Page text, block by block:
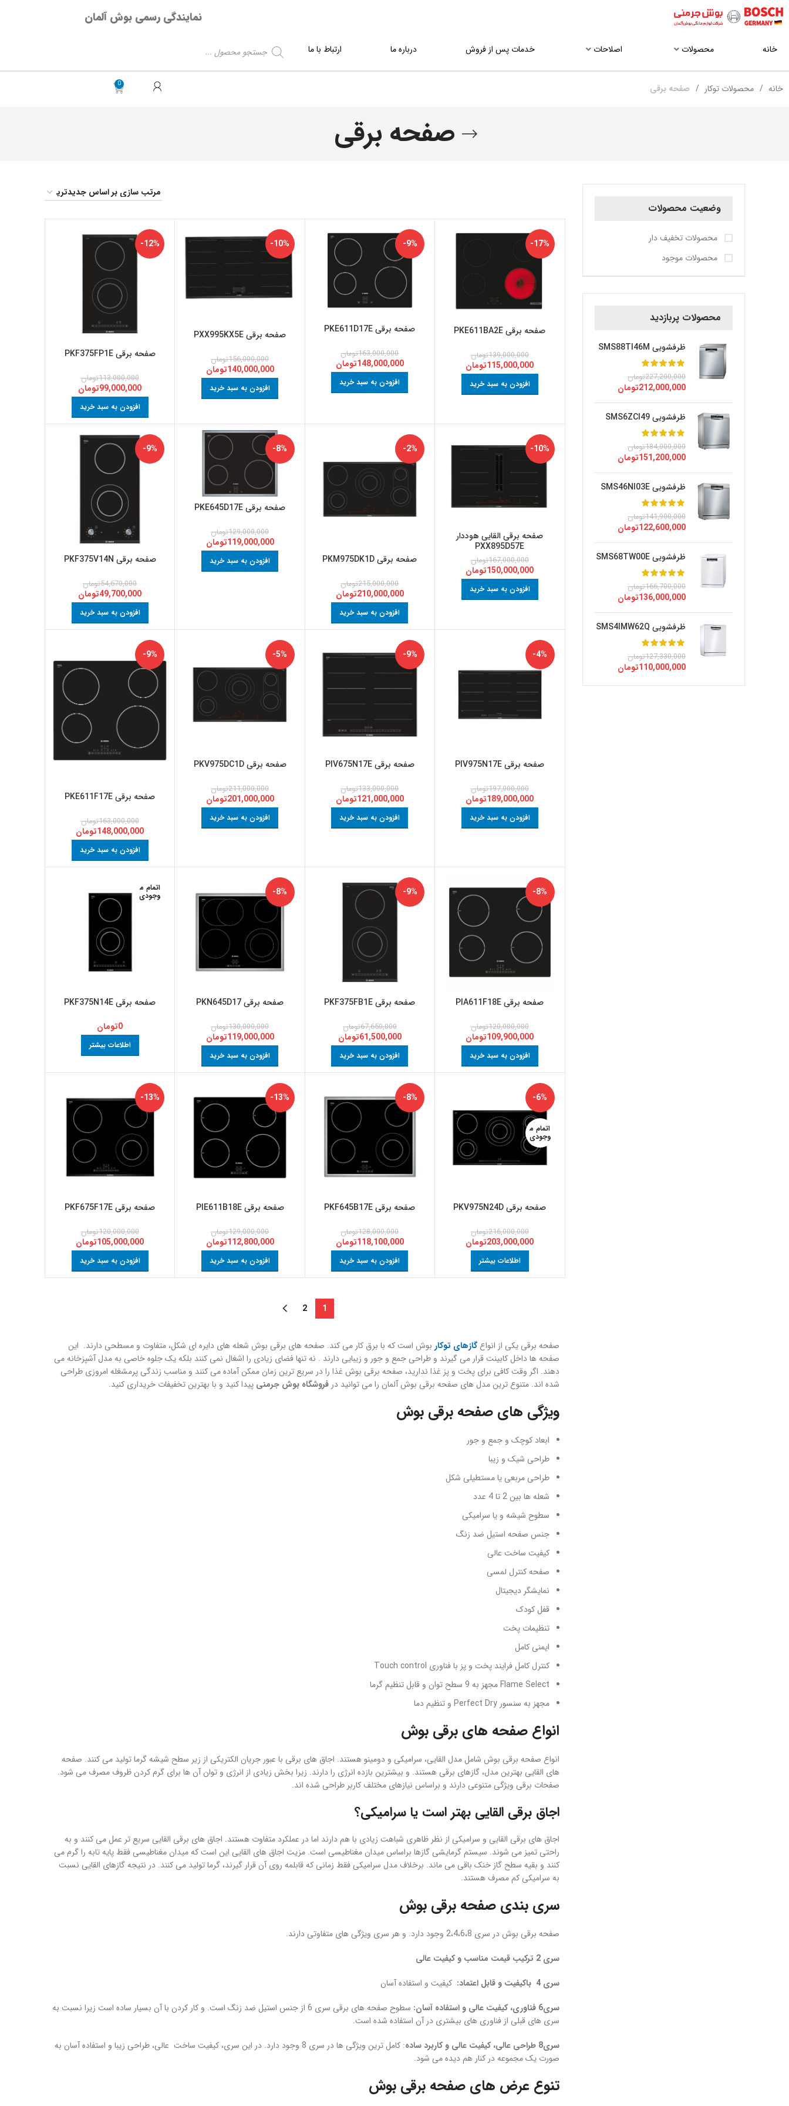
نمایندگی رسمی بوش آلمان
خانه محصولات اصلاحات خدمات پس از فروش درباره ما ارتباط با ما
خانه محصولات توکار صفحه برقی
صفحه برقی
وضعیت محصولات
محصولات تخفیف دار
محصولات موجود
محصولات پربازدید
ظرفشویی SMS88TI46M
227,200,000تومان
212,000,000تومان
ظرفشویی SMS6ZCI49
184,000,000تومان
151,200,000تومان
ظرفشویی SMS46NI03E
141,900,000تومان
122,600,000تومان
ظرفشویی SMS68TW00E
166,700,000تومان
136,000,000تومان
ظرفشویی SMS4IMW62Q
127,330,000تومان
110,000,000تومان
-17%
صفحه برقی PKE611BA2E
139,000,000تومان
115,000,000تومان
افزودن به سبد خرید
-9%
صفحه برقی PKE611D17E
163,000,000تومان
148,000,000تومان
افزودن به سبد خرید
-10%
صفحه برقی PXX995KX5E
156,000,000تومان
140,000,000تومان
افزودن به سبد خرید
-12%
صفحه برقی PKF375FP1E
113,000,000تومان
99,000,000تومان
افزودن به سبد خرید
-10%
صفحه برقی القایی هوددار
PXX895D57E
167,000,000تومان
150,000,000تومان
افزودن به سبد خرید
-2%
صفحه برقی PKM975DK1D
215,000,000تومان
210,000,000تومان
افزودن به سبد خرید
-8%
صفحه برقی PKE645D17E
129,000,000تومان
119,000,000تومان
افزودن به سبد خرید
-9%
صفحه برقی PKF375V14N
54,670,000تومان
49,700,000تومان
افزودن به سبد خرید
-4%
صفحه برقی PIV975N17E
197,000,000تومان
189,000,000تومان
افزودن به سبد خرید
-9%
صفحه برقی PIV675N17E
133,000,000تومان
121,000,000تومان
افزودن به سبد خرید
-5%
صفحه برقی PKV975DC1D
211,000,000تومان
201,000,000تومان
افزودن به سبد خرید
-9%
صفحه برقی PKE611F17E
163,000,000تومان
148,000,000تومان
افزودن به سبد خرید
-8%
صفحه برقی PIA611F18E
120,000,000تومان
109,900,000تومان
افزودن به سبد خرید
-9%
صفحه برقی PKF375FB1E
67,650,000تومان
61,500,000تومان
افزودن به سبد خرید
-8%
صفحه برقی PKN645D17
130,000,000تومان
119,000,000تومان
افزودن به سبد خرید
اتمام م
وجودی
صفحه برقی PKF375N14E
0تومان
اطلاعات بیشتر
-6%
اتمام م
وجودی
صفحه برقی PKV975N24D
216,000,000تومان
203,000,000تومان
اطلاعات بیشتر
-8%
صفحه برقی PKF645B17E
128,000,000تومان
118,100,000تومان
افزودن به سبد خرید
-13%
صفحه برقی PIE611B18E
129,000,000تومان
112,800,000تومان
افزودن به سبد خرید
-13%
صفحه برقی PKF675F17E
120,000,000تومان
105,000,000تومان
افزودن به سبد خرید
1
2
صفحه برقی یکی از انواعگازهای توکار بوش است که با برق کار می کند. صفحه های برقی بوش شعله های دایره ای شکل، متفاوت و مسطحی دارند. این
صفحه ها داخل کابینت قرار می گیرند و طراحی جمع و جور و زیبایی دارند . نه تنها فضای زیادی را اشغال نمی کنند بلکه یک جلوه خاصی به مدل آشپزخانه می
دهند. اگر وقت کافی برای پخت و پز غذا ندارید، صفحه برقی بوش غذا را در سریع ترین زمان ممکن آماده می کنند و مناسب زندگی پرمشغله امروزی طراحی
شده اند. متنوع ترین مدل های صفحه برقی بوش آلمان را می توانید درفروشگاه بوش جرمنی پیدا کنید و با بهترین تخفیفات خریداری کنید.
ویژگی های صفحه برقی بوش
ابعاد کوچک و جمع و جور
طراحی شیک و زیبا
طراحی مربعی یا مستطیلی شکل
شعله ها بین 2 تا 4 عدد
سطوح شیشه و یا سرامیکی
جنس صفحه استیل ضد زنگ
کیفیت ساخت عالی
صفحه کنترل لمسی
نمایشگر دیجیتال
قفل کودک
تنظیمات پخت
ایمنی کامل
کنترل کامل فرایند پخت و پز با فناوری Touch control
Flame Select مجهز به 9 سطح توان و قابل تنظیم گرما
مجهز به سنسور Perfect Dry و تنظیم دما
انواع صفحه های برقی بوش
انواع صفحه برقی بوش شامل مدل القایی، سرامیکی و دومینو هستند. اجاق های برقی با عبور جریان الکتریکی از زیر سطح شیشه گرما تولید می کنند. صفحه
های القایی بهترین مدل، گازهای برقی هستند. و بیشترین بازده انرژی را دارند. زیرا بخش زیادی از انرژی و توان آن ها برای گرم کردن ظروف مصرف می شود.
صفحات برقی ویژگی متنوعی دارند و براساس نیازهای مختلف کاربر طراحی شده اند.
اجاق برقی القایی بهتر است یا سرامیکی؟
اجاق های برقی القایی و سرامیکی از نظر ظاهری شباهت زیادی با هم دارند اما در عملکرد متفاوت هستند. اجاق های برقی القایی سریع تر عمل می کنند و به
راحتی تمیز می شوند. سیستم گرمایشی گازها براساس میدان مغناطیسی است. مزیت اجاق های القایی این است که میدان مغناطیسی فقط پایه تابه را گرم می
کنند و بقیه سطح گاز خنک باقی می ماند. برخلاف مدل سرامیکی فقط زمانی که قابلمه روی آن قرار گیرند، گرما تولید می کنند. در نتیجه گازهای القایی نسبت
به سرامیکی کم مصرف هستند.
سری بندیصفحه برقی بوش
صفحه برقی بوش در سری 2،4،6،8 وجود دارد. و هر سری ویژگی های متفاوتی دارند.
سری 2 ترکیب قیمت مناسب و کیفیت عالی
سری 4 باکیفیت و قابل اعتماد:
کیفیت و استفاده آسان
سری6 فناوری، کیفیت عالی و استفاده آسان:
سطوح صفحه های برقی سری 6 از جنس استیل ضد زنگ است. و کار کردن با آن بسیار ساده است زیرا نسبت به
سری های قبلی از فناوری های بیشتری در آن استفاده شده است.
سری8 طراحی عالی، کیفیت عالی و کاربرد ساده
: کامل ترین ویژگی ها در سری 8 وجود دارد. در این سری، کیفیت ساخت عالی، طراحی زیبا و استفاده آسان به
صورت یک مجموعه در کنار هم دیده می شود.
تنوع عرض های صفحه برقی بوش